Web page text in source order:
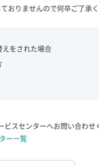
おりませんので何卒ご了承く
をされた場合
スセンターへお問い合わせ
ー一覧